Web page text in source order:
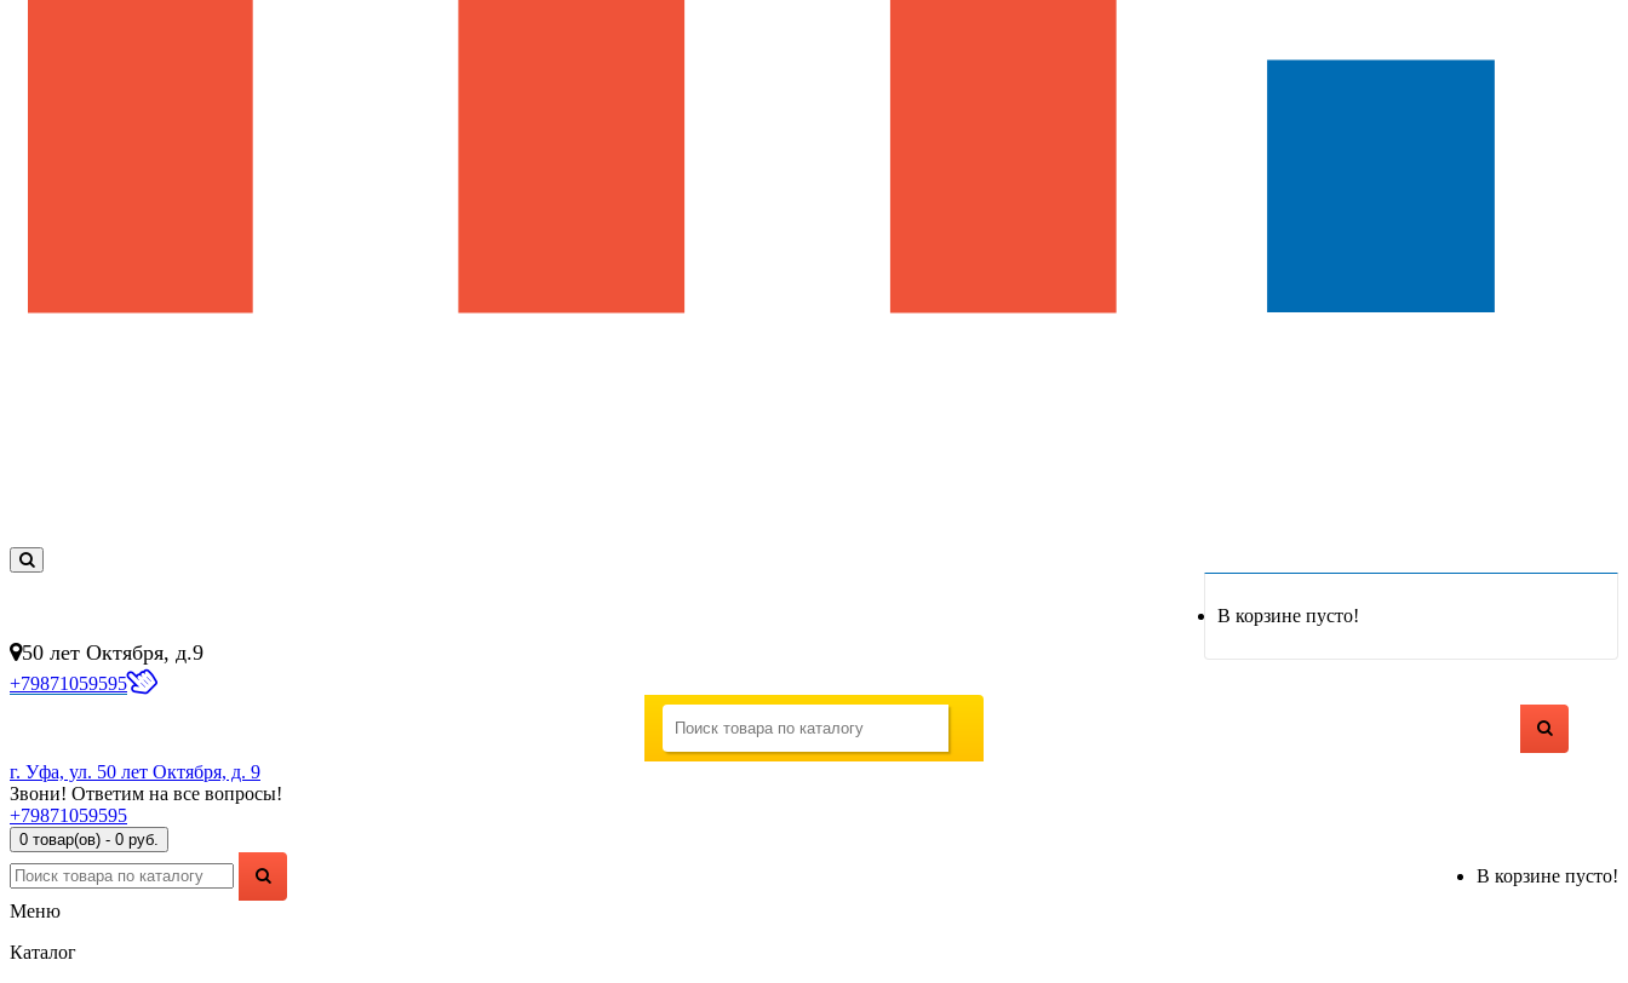
В корзине пусто!
50 лет Октября, д.9
+79871059595
г. Уфа, ул. 50 лет Октября, д. 9
Звони! Ответим на все вопросы!
+79871059595
0 товар(ов) - 0 руб.
В корзине пусто!
Меню
Каталог